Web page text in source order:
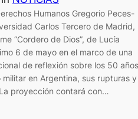
Humanos Gregorio Peces-
Carlos Tercero de Madrid,
“Cordero de Dios”, de Lucía
6 de mayo en el marco de una
de reflexión sobre los 50 años
en Argentina, sus rupturas y
proyección contará con…